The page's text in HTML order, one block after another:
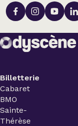
Billetterie
Cabaret
BMO
Sainte-
Thérèse